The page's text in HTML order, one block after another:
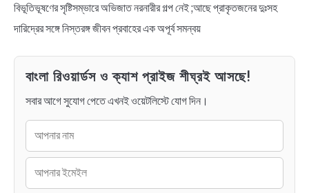
বিভূতিভূষণের সৃষ্টিসম্ভারে অভিজাত নরনারীর গল্প নেই ;আছে প্রাকৃতজনের দুঃসহ
দারিদ্রের সঙ্গে নিস্তরঙ্গ জীবন প্রবাহের এক অপূর্ব সমন্বয়
বাংলা রিওয়ার্ডস ও ক্যাশ প্রাইজ শীঘ্রই আসছে!
সবার আগে সুযোগ পেতে এখনই ওয়েটলিস্টে যোগ দিন।